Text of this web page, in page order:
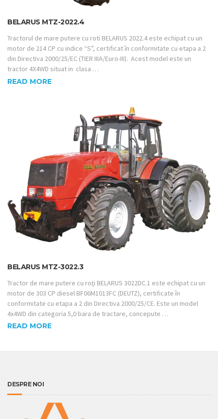
BELARUS MTZ-2022.4
Tractorul de mare putere cu roti BELARUS 2022.4 este echipat cu un
motor de 214 CP cu indice “S”, certificat în conformitate cu etapa a 2
din Directiva 2000/25/EC (TIER IIIA/Euro-III). Acest model este un
tractor 4X4WD situat in clasa …
READ MORE
BELARUS MTZ-3022.3
Tractor de mare putere cu roţi BELARUS 3022DC.1 este echipat cu un
motor de 303 CP diesel BF06M1013FC (DEUTZ), certificate în
conformitate cu etapa a 2 din Directiva 2000/25/CE. Este un model
4x4WD din categoria 5,0 bara de tractare, concepute …
READ MORE
DESPRE NOI